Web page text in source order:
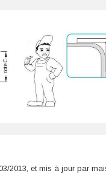
2013, et mis à jour par